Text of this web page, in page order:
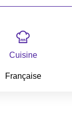
Cuisine
Française